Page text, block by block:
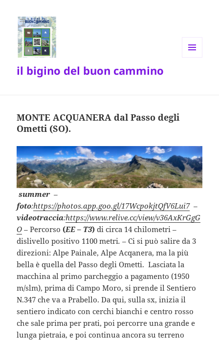
il bigino del buon cammino
MONTE ACQUANERA dal Passo degli
Ometti (SO).
summer–
foto:https://photos.app.goo.gl/17WcpokjtQfV6Lui7–
videotraccia:https://www.relive.cc/view/v36AxKrGgG
O –Percorso (EE – T3) di circa 14 chilometri –
dislivello positivo 1100 metri. –Ci si può salire da 3
direzioni: Alpe Painale, Alpe Acqanera, ma la più
bellaè quella del Passo degli Ometti. Lasciata la
macchina al primo parcheggio a pagamento (1950
m/slm), prima di Campo Moro, si prende il Sentiero
N.347 che va a Prabello. Da qui, sulla sx, inizia il
sentiero indicato con cerchi bianchi e centro rosso
che sale prima per prati, poi percorre una grande e
lunga pietraia, e poi continua ancora su terreno